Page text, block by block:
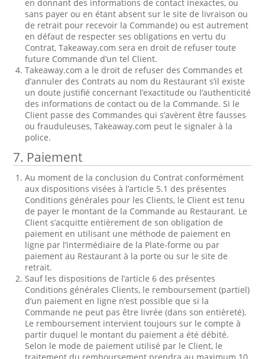
en donnant des informations de contact inexactes, ou
sans payer ou en étant absent sur le site de livraison ou
de retrait pour recevoir la Commande) ou est autrement
en défaut de respecter ses obligations en vertu du
Contrat, Takeaway.com sera en droit de refuser toute
future Commande d’un tel Client.
Takeaway.com a le droit de refuser des Commandes et
d’annuler des Contrats au nom du Restaurant s’il existe
un doute justifié concernant l’exactitude ou l’authenticité
des informations de contact ou de la Commande. Si le
Client passe des Commandes qui s’avèrent être fausses
ou frauduleuses, Takeaway.com peut le signaler à la
police.
7. Paiement
Au moment de la conclusion du Contrat conformément
aux dispositions visées à l’article 5.1 des présentes
Conditions générales pour les Clients, le Client est tenu
de payer le montant de la Commande au Restaurant. Le
Client s’acquitte entièrement de son obligation de
paiement en utilisant une méthode de paiement en
ligne par l’intermédiaire de la Plate-forme ou par
paiement au Restaurant à la porte ou sur le site de
retrait.
Sauf les dispositions de l’article 6 des présentes
Conditions générales Clients, le remboursement (partiel)
d’un paiement en ligne n’est possible que si la
Commande ne peut pas être livrée (dans son entièreté).
Le remboursement intervient toujours sur le compte à
partir duquel le montant du paiement a été débité.
Selon le mode de paiement utilisé par le Client, le